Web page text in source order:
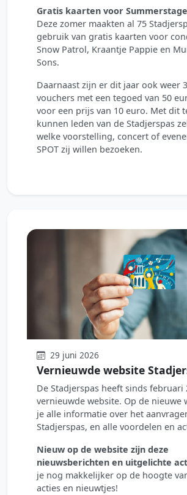
Gratis kaarten voor Summerstage
Deze zomer maakten al 75
gebruik van gratis kaarten voor
Snow Patrol, Kraantje Pappie en
Sons.
Daarnaast zijn er dit jaar ook weer
vouchers met een tegoed van 50
voor een prijs van 10 euro. Met dit
kunnen leden van de Stadjerspas
welke voorstelling, concert of
SPOT zij willen bezoeken.
29 juni 2026
Vernieuwde website
De Stadjerspas heeft sinds februari
vernieuwde website. Op de nieuwe
je alle informatie over het
Stadjerspas, en alle voordelen en
Nieuw op de website zijn deze
nieuwsberichten en uitgelichte
je nog makkelijker op de hoogte
acties en nieuwtjes!